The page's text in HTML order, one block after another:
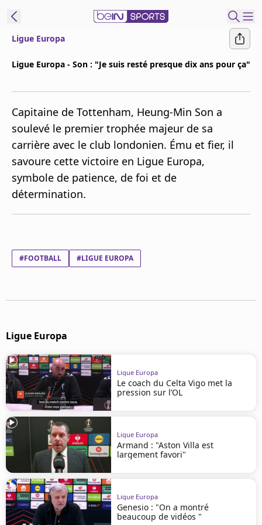
Replays
Podcasts
En Direct
Gérer les
notifications
Contactez nous
CGU
Mentions légales
Protection des données
Ligue Europa
Ligue Europa - Son : "Je suis resté presque dix ans pour ça"
Capitaine de Tottenham, Heung-Min Son a
soulevé le premier trophée majeur de sa
carrière avec le club londonien. Ému et fier, il
savoure cette victoire en Ligue Europa,
symbole de patience, de foi et de
détermination.
#FOOTBALL #LIGUE EUROPA
Ligue Europa
Ligue Europa
Le coach du Celta Vigo met la
pression sur l’OL
Ligue Europa
Armand : "Aston Villa est
largement favori"
Ligue Europa
Genesio : "On a montré
beaucoup de vidéos "